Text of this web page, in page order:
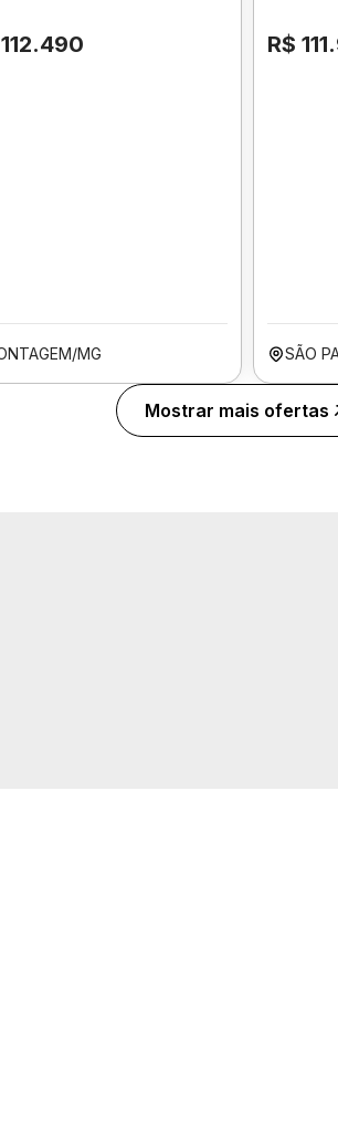
MG
R$
SÃO
Mostrar mais ofertas